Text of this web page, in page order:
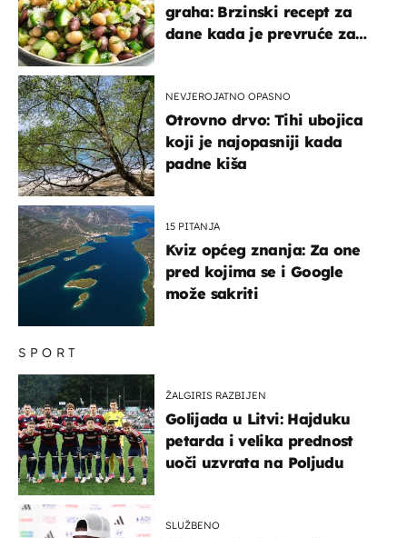
SPORT
ŽALGIRIS RAZBIJEN
Golijada u Litvi: Hajduku
petarda i velika prednost
uoči uzvrata na Poljudu
SLUŽBENO
graha: Brzinski recept za
dane kada je prevruće za
NEVJEROJATNO OPASNO
Otrovno drvo: Tihi ubojica
koji je najopasniji kada
padne kiša
15 PITANJA
Kviz općeg znanja: Za one
pred kojima se i Google
može sakriti